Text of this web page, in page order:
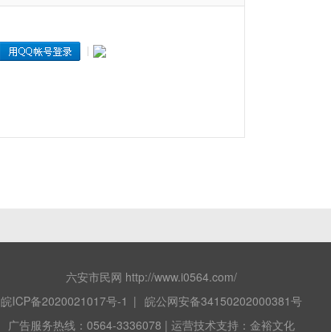
|
六安市民网 http://www.i0564.com/
皖ICP备2020021017号-1 | 皖公网安备34150202000381号
广告服务热线：0564-3336078 | 运营技术支持：金裕文化